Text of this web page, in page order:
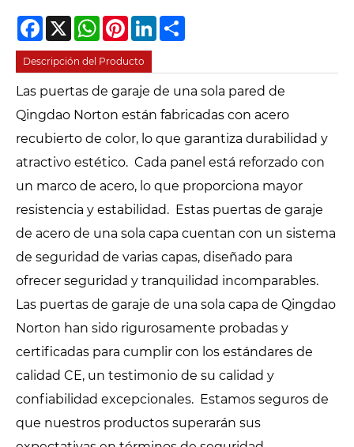
Facebook
X WhatsAppPinterestLinkedIn
Descripción del Producto
Las puertas de garaje de una sola pared de
Qingdao Norton están fabricadas con acero
recubierto de color, lo que garantiza durabilidad y
atractivo estético. Cada panel está reforzado con
un marco de acero, lo que proporciona mayor
resistencia y estabilidad. Estas puertas de garaje
de acero de una sola capa cuentan con un sistema
de seguridad de varias capas, diseñado para
ofrecer seguridad y tranquilidad incomparables.
Las puertas de garaje de una sola capa de Qingdao
Norton han sido rigurosamente probadas y
certificadas para cumplir con los estándares de
calidad CE, un testimonio de su calidad y
confiabilidad excepcionales. Estamos seguros de
que nuestros productos superarán sus